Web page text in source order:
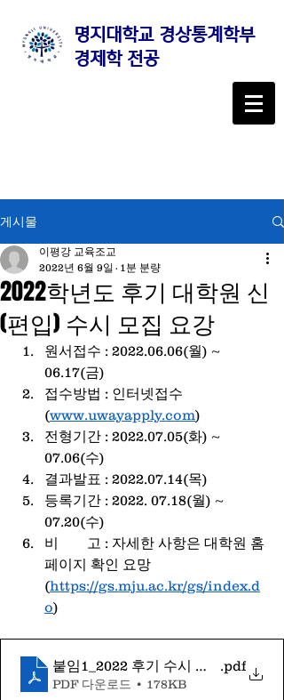
명지대학교 경상통계학부
경제학 전공
게시물
2022학년도 후기 대학원 신
(편입) 수시 모집 요강
이평강 교육조교
2022년 6월 9일
1분 분량
원서접수 : 2022.06.06(월) ~
06.17(금)
접수방법 : 인터넷접수
(www.uwayapply.com)
전형기간 : 2022.07.05(화) ~
07.06(수)
결과발표 : 2022.07.14(목)
등록기간 : 2022. 07.18(월) ~
07.20(수)
비        고 : 자세한 사항은 대학원 홈
페이지 확인 요망
(https://gs.mju.ac.kr/gs/index.d
o)
붙임1_2022 후기 수시 모집요강(내국
.pdf
PDF 다운로드 • 178KB